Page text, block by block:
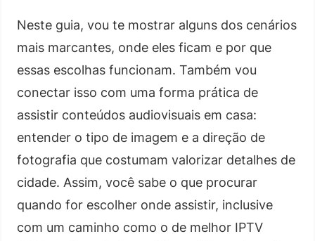
Neste guia, vou te mostrar alguns dos cenários
mais marcantes, onde eles ficam e por que
essas escolhas funcionam. Também vou
conectar isso com uma forma prática de
assistir conteúdos audiovisuais em casa:
entender o tipo de imagem e a direção de
fotografia que costumam valorizar detalhes de
cidade. Assim, você sabe o que procurar
quando for escolher onde assistir, inclusive
com um caminho como o de melhor IPTV